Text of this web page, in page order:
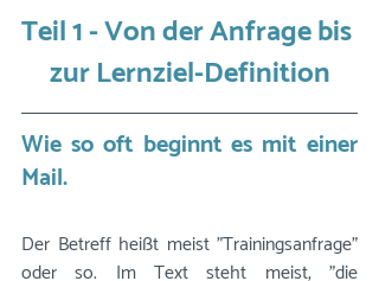
Teil 1 - Von der Anfrage bis
zur Lernziel-Definition
Wie so oft beginnt es mit einer
Mail.
Der Betreff heißt meist "Trainingsanfrage"
oder so. Im Text steht meist, "die